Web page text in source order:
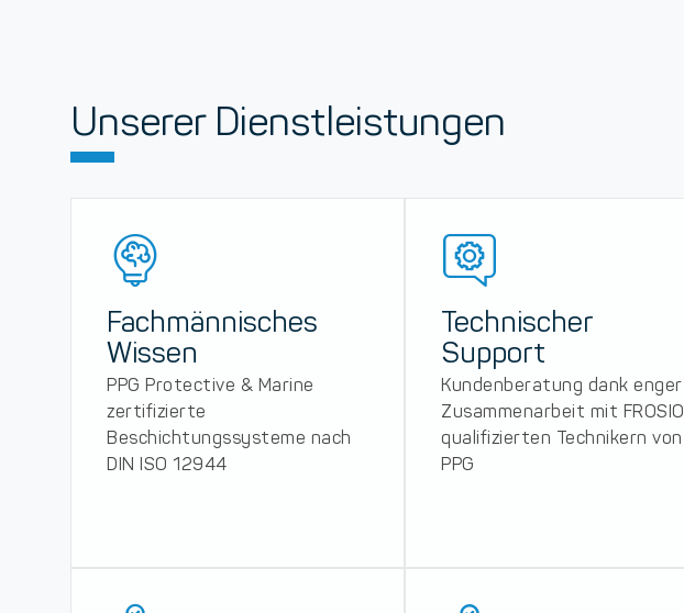
Unserer Dienstleistungen
Fachmännisches
Wissen
PPG Protective & Marine
zertifizierte
Beschichtungssysteme nach
DIN ISO 12944
Technischer
Support
Kundenberatung dank enger
Zusammenarbeit mit FROSIO
qualifizierten Technikern von
PPG